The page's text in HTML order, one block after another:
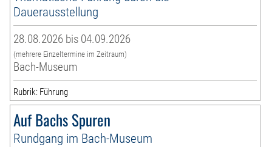
Dauerausstellung
28.08.2026 bis 04.09.2026
(mehrere Einzeltermine im Zeitraum)
Bach-Museum
Rubrik: Führung
Auf Bachs Spuren
Rundgang im Bach-Museum